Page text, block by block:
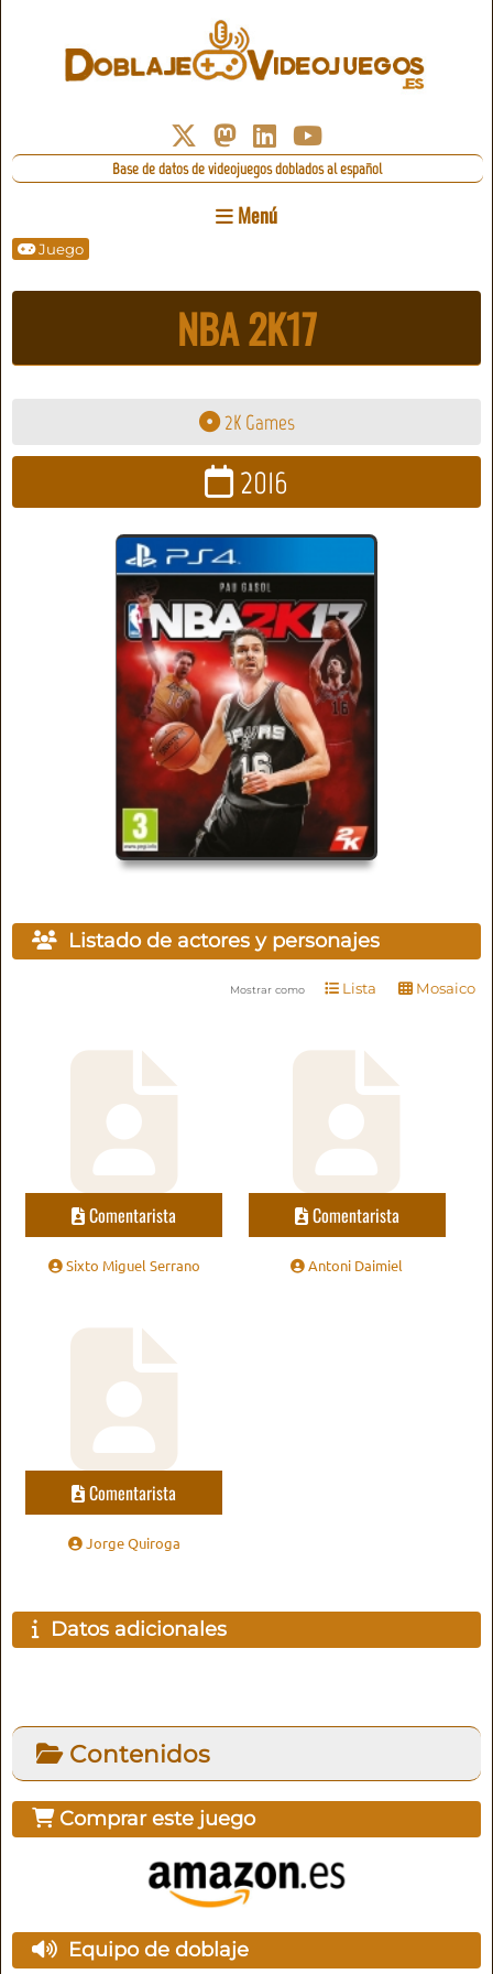
Base de datos de videojuegos doblados al español
Menú
Juego
NBA 2K17
2K Games
2016
Listado de actores y personajes
Mostrar como Lista Mosaico
Comentarista
Sixto Miguel Serrano
Comentarista
Antoni Daimiel
Comentarista
Jorge Quiroga
Datos adicionales
Contenidos
Comprar este juego
Equipo de doblaje